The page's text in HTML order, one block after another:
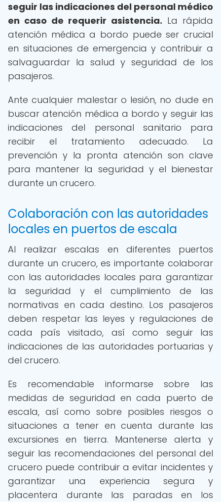
seguir las indicaciones del personal médico
en caso de requerir asistencia. La rápida
atención médica a bordo puede ser crucial
en situaciones de emergencia y contribuir a
salvaguardar la salud y seguridad de los
pasajeros.
Ante cualquier malestar o lesión, no dude en
buscar atención médica a bordo y seguir las
indicaciones del personal sanitario para
recibir el tratamiento adecuado. La
prevención y la pronta atención son clave
para mantener la seguridad y el bienestar
durante un crucero.
Colaboración con las autoridades
locales en puertos de escala
Al realizar escalas en diferentes puertos
durante un crucero, es importante colaborar
con las autoridades locales para garantizar
la seguridad y el cumplimiento de las
normativas en cada destino. Los pasajeros
deben respetar las leyes y regulaciones de
cada país visitado, así como seguir las
indicaciones de las autoridades portuarias y
del crucero.
Es recomendable informarse sobre las
medidas de seguridad en cada puerto de
escala, así como sobre posibles riesgos o
situaciones a tener en cuenta durante las
excursiones en tierra. Mantenerse alerta y
seguir las recomendaciones del personal del
crucero puede contribuir a evitar incidentes y
garantizar una experiencia segura y
placentera durante las paradas en los